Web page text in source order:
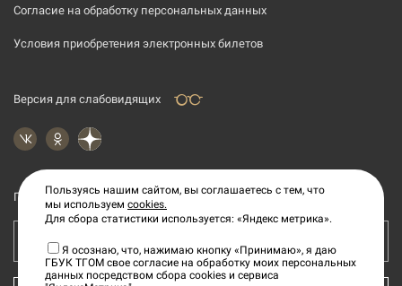
Согласие на обработку персональных данных
Условия приобретения электронных билетов
Версия для слабовидящих
Подпишитесь на рассылку новостей
Ваш e-mail адрес
Пользуясь нашим сайтом, вы соглашаетесь с тем, что
мы используем cookies.
Для сбора статистики используется: «Яндекс метрика».
Я осознаю, что, нажимаю кнопку «Принимаю», я даю
ГБУК ТГОМ свое согласие на обработку моих персональных
данных посредством сбора cookies и сервиса